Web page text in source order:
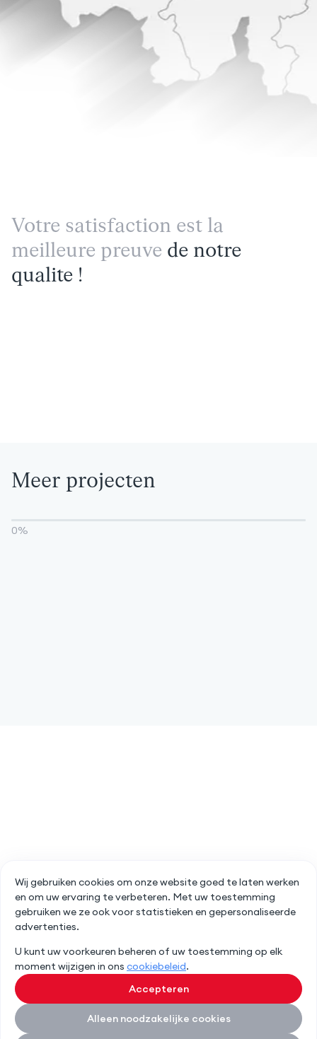
Votre satisfaction est la
meilleure preuve de notre
qualite !
Meer projecten
0%
Wij gebruiken cookies om onze website goed te laten werken
en om uw ervaring te verbeteren. Met uw toestemming
gebruiken we ze ook voor statistieken en gepersonaliseerde
advertenties.
U kunt uw voorkeuren beheren of uw toestemming op elk
moment wijzigen in ons cookiebeleid.
Accepteren
Alleen noodzakelijke cookies